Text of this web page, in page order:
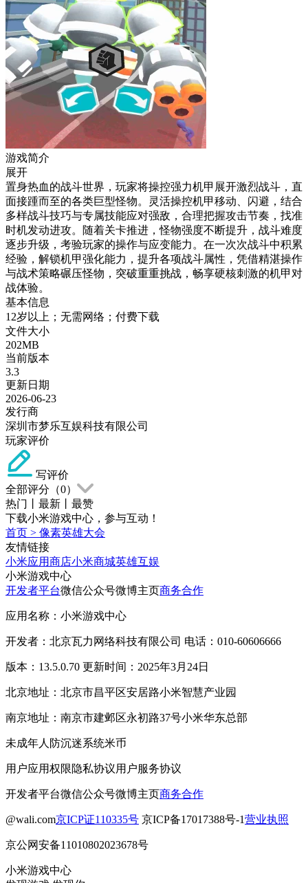
游戏简介
展开
置身热血的战斗世界，玩家将操控强力机甲展开激烈战斗，直
面接踵而至的各类巨型怪物。灵活操控机甲移动、闪避，结合
多样战斗技巧与专属技能应对强敌，合理把握攻击节奏，找准
时机发动进攻。随着关卡推进，怪物强度不断提升，战斗难度
逐步升级，考验玩家的操作与应变能力。在一次次战斗中积累
经验，解锁机甲强化能力，提升各项战斗属性，凭借精湛操作
与战术策略碾压怪物，突破重重挑战，畅享硬核刺激的机甲对
战体验。
基本信息
12岁以上；无需网络；付费下载
文件大小
202MB
当前版本
3.3
更新日期
2026-06-23
发行商
深圳市梦乐互娱科技有限公司
玩家评价
写评价
全部评分（0）
热门
最新
最赞
下载小米游戏中心，参与互动！
首页 > 像素英雄大会
友情链接
小米应用商店小米商城英雄互娱
小米游戏中心
开发者平台微信公众号微博主页商务合作
应用名称：小米游戏中心
开发者：北京瓦力网络科技有限公司 电话：010-60606666
版本：13.5.0.70 更新时间：2025年3月24日
北京地址：北京市昌平区安居路小米智慧产业园
南京地址：南京市建邺区永初路37号小米华东总部
未成年人防沉迷系统米币
用户应用权限隐私协议用户服务协议
开发者平台微信公众号微博主页商务合作
@wali.com京ICP证110335号 京ICP备17017388号-1营业执照
京公网安备11010802023678号
小米游戏中心